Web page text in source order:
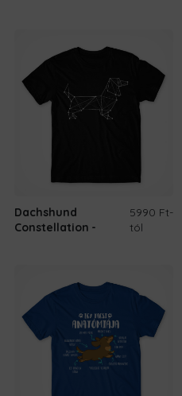
Dachshund
Constellation
5990 Ft-
tól